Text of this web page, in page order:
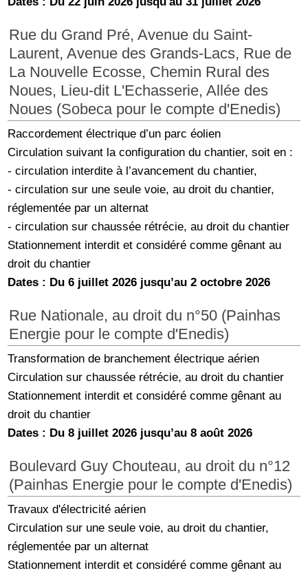
Rue du Grand Pré, Avenue du Saint-
Laurent, Avenue des Grands-Lacs, Rue de
La Nouvelle Ecosse, Chemin Rural des
Noues, Lieu-dit L'Echasserie, Allée des
Noues (Sobeca pour le compte d'Enedis)
Raccordement électrique d’un parc éolien
Circulation suivant la configuration du chantier, soit en :
- circulation interdite à l’avancement du chantier,
- circulation sur une seule voie, au droit du chantier,
réglementée par un alternat
- circulation sur chaussée rétrécie, au droit du chantier
Stationnement interdit et considéré comme gênant au
droit du chantier
Dates : Du 6 juillet 2026 jusqu’au 2 octobre 2026
Rue Nationale, au droit du n°50 (Painhas
Energie pour le compte d'Enedis)
Transformation de branchement électrique aérien
Circulation sur chaussée rétrécie, au droit du chantier
Stationnement interdit et considéré comme gênant au
droit du chantier
Dates : Du 8 juillet 2026 jusqu’au 8 août 2026
Boulevard Guy Chouteau, au droit du n°12
(Painhas Energie pour le compte d'Enedis)
Travaux d'électricité aérien
Circulation sur une seule voie, au droit du chantier,
réglementée par un alternat
Stationnement interdit et considéré comme gênant au